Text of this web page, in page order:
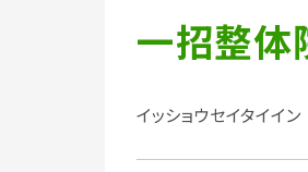
一招整体
イッショウセイタイイン